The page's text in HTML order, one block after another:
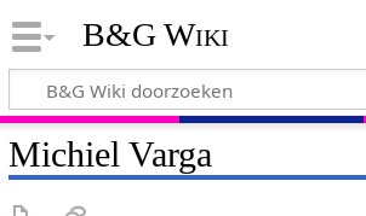
B&G Wiki
Michiel Varga